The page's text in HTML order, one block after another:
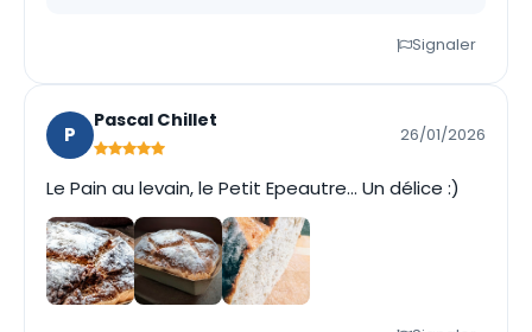
Signaler
P
Pascal Chillet
26/01/2026
Le Pain au levain, le Petit Epeautre... Un délice :)